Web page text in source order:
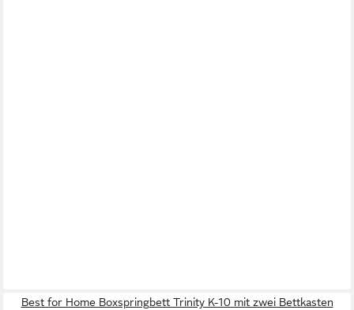
Best for Home Boxspringbett Trinity K-10 mit zwei Bettkasten